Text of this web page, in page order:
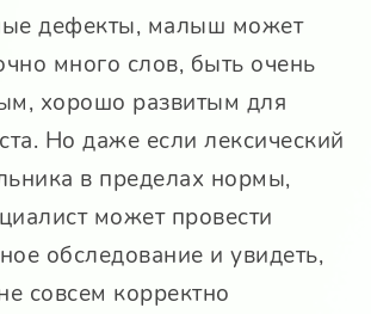
дефекты, малыш может
много слов, быть очень
хорошо развитым для
Но даже если лексический
в пределах нормы,
может провести
обследование и увидеть,
совсем корректно